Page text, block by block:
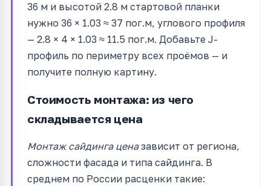
36 м и высотой 2.8 м стартовой планки
нужно 36 × 1.03 ≈ 37 пог.м, углового профиля
— 2.8 × 4 × 1.03 ≈ 11.5 пог.м. Добавьте J-
профиль по периметру всех проёмов — и
получите полную картину.
Стоимость монтажа: из чего
складывается цена
Монтаж сайдинга ценазависит от региона,
сложности фасада и типа сайдинга. В
среднем по России расценки такие: